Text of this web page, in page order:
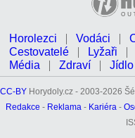
Horolezci Vodáci
Cestovatelé
Lyžaři
Média
Zdraví
CC-BY Horydoly.cz - 2003-2026
Redakce - Reklama- Kariéra-